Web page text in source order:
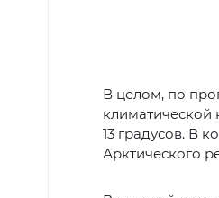
В целом, по
климатической
13 градусов. В
Арктического